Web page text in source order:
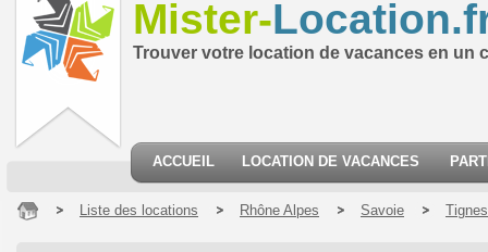
Mister-
Trouver votre location de vacances en un
ACCUEIL LOCATION DE VACANCES
Liste des locations Rhône Alpes Savoie Tignes